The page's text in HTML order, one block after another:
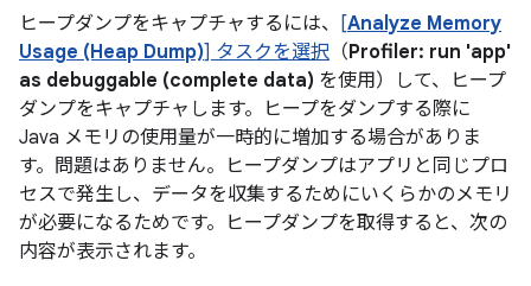
ヒープダンプをキャプチャするには、 [Analyze Memory
Usage (Heap Dump)] タスクを選択 （Profiler: run 'app'
as debuggable (complete data) を使用）して、ヒープ
ダンプをキャプチャします。ヒープをダンプする際に
Java メモリの使用量が一時的に増加する場合がありま
す。問題はありません。ヒープダンプはアプリと同じプロ
セスで発生し、データを収集するためにいくらかのメモリ
が必要になるためです。ヒープダンプを取得すると、次の
内容が表示されます。